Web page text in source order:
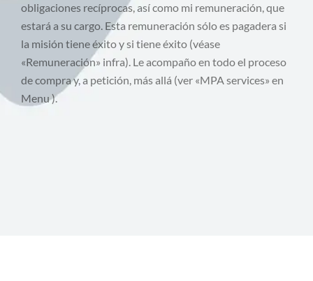
obligaciones recíprocas, así como mi remuneración, que
estará a su cargo. Esta remuneración sólo es pagadera si
la misión tiene éxito y si tiene éxito (véase
«Remuneración» infra). Le acompaño en todo el proceso
de compra y, a petición, más allá (ver «MPA services» en
Menu ).